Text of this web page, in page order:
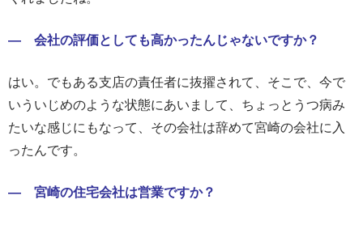
― 会社の評価としても高かったんじゃないですか？
はい。でもある支店の責任者に抜擢されて、そこで、今で
いういじめのような状態にあいまして、ちょっとうつ病み
たいな感じにもなって、その会社は辞めて宮崎の会社に入
ったんです。
― 宮崎の住宅会社は営業ですか？